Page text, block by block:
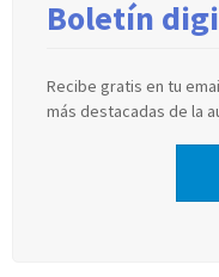
Boletín
Recibe gratis en tu
más destacadas de la